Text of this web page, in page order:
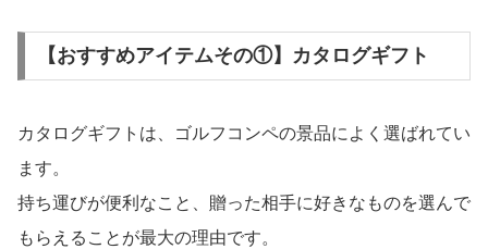
【おすすめアイテムその①】カタログギフト
カタログギフトは、ゴルフコンペの景品によく選ばれてい
ます。
持ち運びが便利なこと、贈った相手に好きなものを選んで
もらえることが最大の理由です。